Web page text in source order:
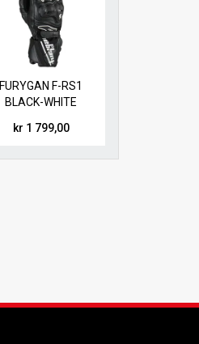
FURYGAN F-RS1
BLACK-WHITE
kr 1 799,00